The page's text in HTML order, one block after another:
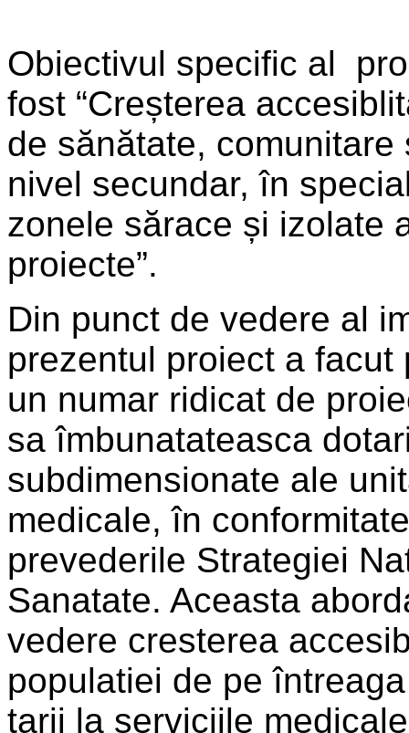
Obiectivul specific al
fost “Creșterea
de sănătate, comunitare
nivel secundar, în
zonele sărace și izolate
proiecte”.
Din punct de vedere al
prezentul proiect a facut
un numar ridicat de
sa îmbunatateasca
subdimensionate ale
medicale, în
prevederile Strategiei
Sanatate. Aceasta
vedere cresterea
populatiei de pe
tarii la serviciile